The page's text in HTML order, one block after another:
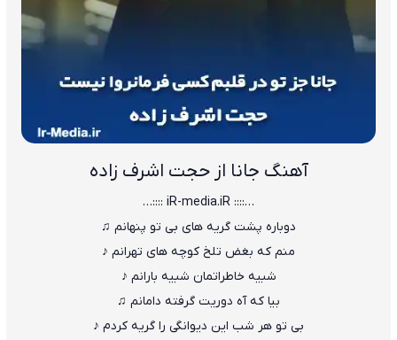
آهنگ جانا از حجت اشرف زاده
…:::: iR-media.iR ::::…
دوباره پشت گریه های بی تو پنهانم ♫
منم که بغض تلخ کوچه های تهرانم ♪
شبیه خاطراتمان شبیه بارانم ♪
بیا که آه دوریت گرفته دامانم ♫
بی تو هر شب این دیوانگی را گریه کردم ♪